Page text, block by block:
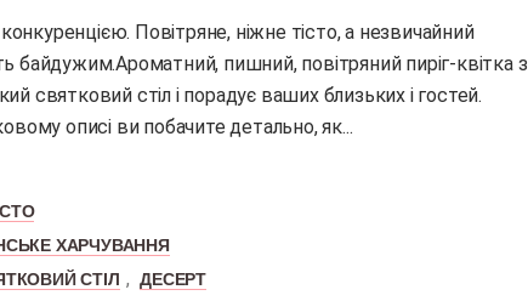
байдужим.Ароматний, пишний, повітряний пиріг-квітка з
святковий стіл і порадує ваших близьких і гостей.
описі ви побачите детально, як...
ХАРЧУВАННЯ
СТІЛ , ДЕСЕРТ